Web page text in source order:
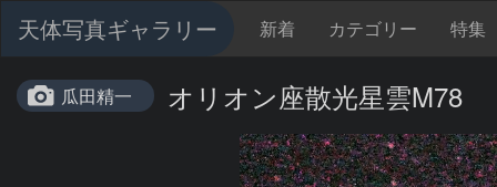
天体写真ギャラリー 新着 カテゴリー 特集
瓜田精一 オリオン座散光星雲M78